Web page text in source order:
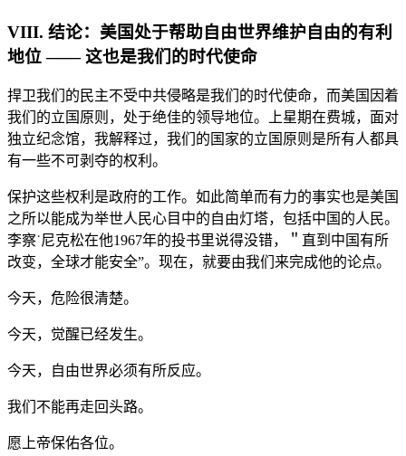
VIII. 结论：美国处于帮助自由世界维护自由的有利
地位 —— 这也是我们的时代使命
捍卫我们的民主不受中共侵略是我们的时代使命，而美国因着
我们的立国原则，处于绝佳的领导地位。上星期在费城，面对
独立纪念馆，我解释过，我们的国家的立国原则是所有人都具
有一些不可剥夺的权利。
保护这些权利是政府的工作。如此简单而有力的事实也是美国
之所以能成为举世人民心目中的自由灯塔，包括中国的人民。
李察˙尼克松在他1967年的投书里说得没错，＂直到中国有所
改变，全球才能安全”。现在，就要由我们来完成他的论点。
今天，危险很清楚。
今天，觉醒已经发生。
今天，自由世界必须有所反应。
我们不能再走回头路。
愿上帝保佑各位。